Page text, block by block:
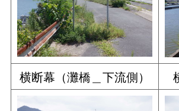
横断幕（灘橋＿下流側）